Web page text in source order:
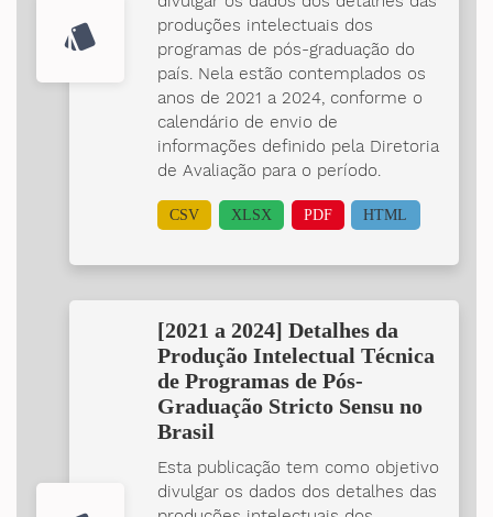
style
produções intelectuais dos
programas de pós-graduação do
país. Nela estão contemplados os
anos de 2021 a 2024, conforme o
calendário de envio de
informações definido pela Diretoria
de Avaliação para o período.
CSV XLSX PDF HTML
[2021 a 2024] Detalhes da
Produção Intelectual Técnica
de Programas de Pós-
Graduação Stricto Sensu no
Brasil
Esta publicação tem como objetivo
divulgar os dados dos detalhes das